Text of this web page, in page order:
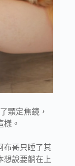
顆定焦鏡，
樣。
布哥只睡了其
想說要躺在上